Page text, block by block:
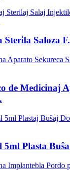
Sterila Saloza
de Medicinaj
5ml Plasta